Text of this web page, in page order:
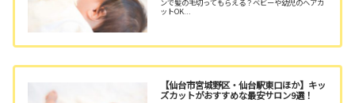
ットOK...
【仙台市宮城野区・仙台駅東口ほか】キッ
ズカットがおすすめな最安サロン9選！